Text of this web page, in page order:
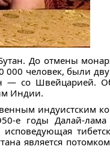
До отмены
000 человек, были
— со Швейцарией.
Индии.
индуистским
е годы Далай-лама
является